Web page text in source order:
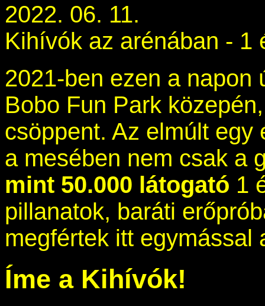
2022. 06. 11.
Kihívók az arénában - 1
2021-ben ezen a napon
Bobo Fun Park
csöppent. Az elmúlt
a mesében nem csak a
mint 50.000 látogató 1
pillanatok, baráti
megfértek itt egymással
Íme a Kihívók!